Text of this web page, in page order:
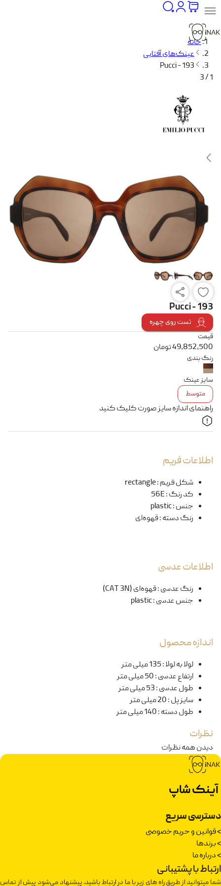
خانه
عینک‌های آفتابی
Pucci - 193
1 / 3
Pucci - 193
تست روی چهره
قیمت
49,852,500تومان
رنگ بندی
سایز عینک
متوسط
راهنمای اندازه سایز صورت کلیک کنید
اطلاعات فریم
شکل فریم:
rectangle
کد رنگ:
56E
جنس:
plastic
رنگ دسته:قهوه‌ای
اطلاعات عدسی
رنگ عدسی:قهوه‌ای (CAT 3N)
جنس عدسی:
plastic
اندازه محصول
لولا به لولا:135 میلی متر
ارتفاع عدسی:50 میلی متر
طول عدسی:53 میلی متر
سایز پل:20 میلی متر
طول دسته:140 میلی متر
نظرات
دیدن همه نظرات
آینک شاپ
دسترسی سریع
>قوانین و حریم خصوصی
>برندها
>درباره ما
ارتباط با پشتیبانی
شما میتوانید از طریق راه های زیر با ما در ارتباط باشید. پیشنهاد می‌شود پیش از تماس